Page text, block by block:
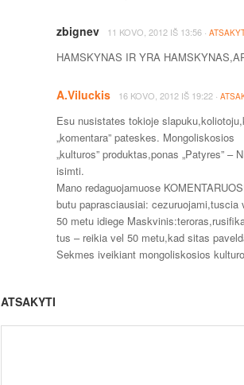
zbignev 11 KOVO, 2012 IŠ 13:56 ·
HAMSKYNAS IR YRA
A.Viluckis 16 KOVO, 2012 IŠ 19:22 ·
Esu nusistates tokioje
„komentara” pateskes. Mongoliskosios
„kulturos” produktas,ponas „Patyres” –
isimti.
Mano redaguojamuose
butu paprasciausiai:
50 metu idiege
tus – reikia vel 50 metu,kad sitas
Sekmes iveikiant mongoliskosios
ATSAKYTI